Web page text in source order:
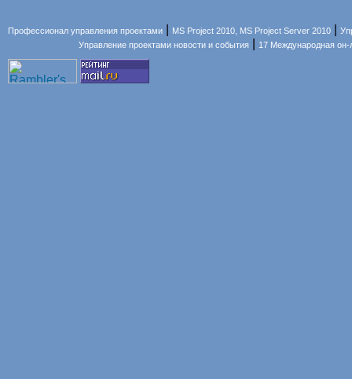
Профессионал управления проектами MS Project 2010, MS Project Server 2010 |
Управление проектами новости и события
17 Международная